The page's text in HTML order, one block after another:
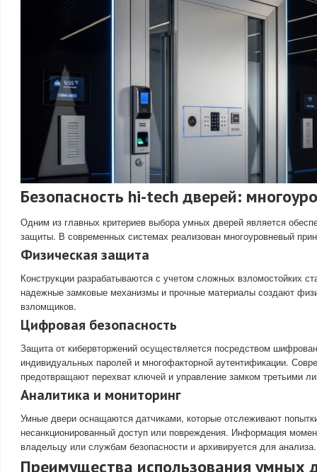
Безопасность hi-tech дверей:
Одним из главных критериев выбора умных дверей является
защиты. В современных системах реализован многоуровневый
Физическая защита
Конструкции разрабатываются с учетом сложных взломостойких
надежные замковые механизмы и прочные материалы создают
взломщиков.
Цифровая безопасность
Защита от кибервторжений осуществляется посредством
индивидуальных паролей и многофакторной аутентификации.
предотвращают перехват ключей и управление замком третьими
Аналитика и мониторинг
Умные двери оснащаются датчиками, которые отслеживают
несанкционированный доступ или повреждения. Информация
владельцу или службам безопасности и архивируется для анализа.
Преимущества использования умных